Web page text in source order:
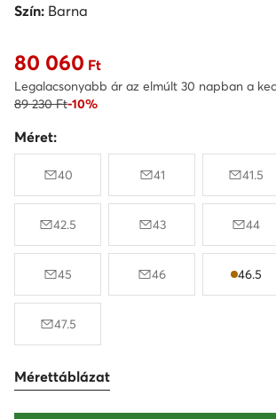
Szín: Barna
Aktuális ár 80 060 Ft
80 060 Ft
Legalacsonyabb ár az elmúlt 30 napban a
89 230 Ft-10%
Méret:
40 41 41.5
42.5 43 44
45 46 46.5
47.5
Mérettáblázat